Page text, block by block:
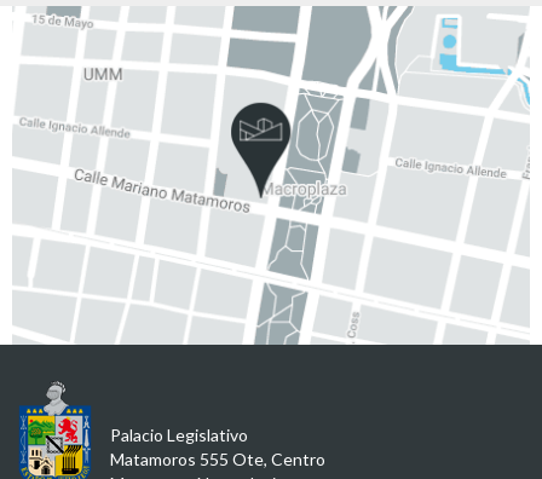
Palacio Legislativo
Matamoros 555 Ote, Centro